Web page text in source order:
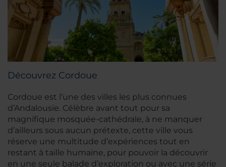
Découvrez Cordoue
Cordoue est l’une des villes les plus connues
d’Andalousie. Célèbre avant tout pour sa
magnifique mosquée-cathédrale, à ne manquer
d’ailleurs sous aucun prétexte, cette ville vous
réserve une multitude d’expériences tout en
restant à taille humaine, pour pouvoir la découvrir
en une seule balade d’exploration ou avec une série